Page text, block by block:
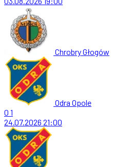
Chrobry Głogów
Odra Opole
0 1
24.07.2026 21:00